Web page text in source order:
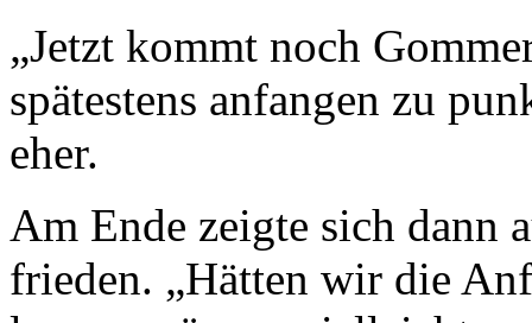
„Jetzt kommt noch
spätestens anfangen zu
eher.
Am Ende zeigte sich dann
frieden. „Hätten wir die